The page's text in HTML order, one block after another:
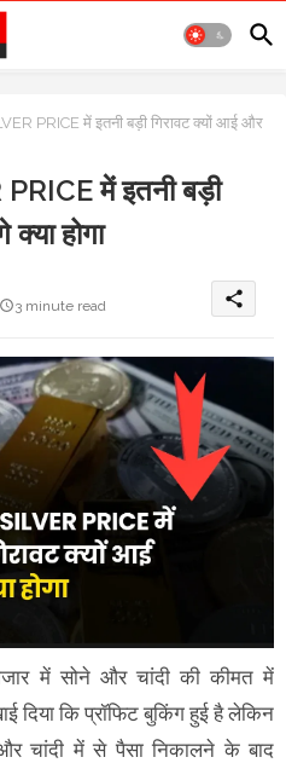
PRICE में इतनी बड़ी गिरावट क्यों आई और
में इतनी बड़ी
होगा
3 minute read share
में सोने और चांदी की कीमत में
दिया कि प्रॉफिट बुकिंग हुई है लेकिन
चांदी में से पैसा निकालने के बाद